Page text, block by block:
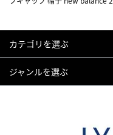
カテゴリを選ぶ
ジャンルを選ぶ